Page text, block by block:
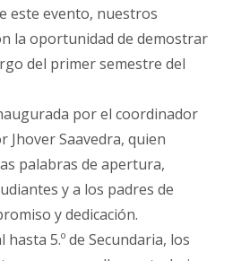
este evento, nuestros
la oportunidad de demostrar
del primer semestre del
por el coordinador
Jhover Saavedra, quien
palabras de apertura,
y a los padres de
y dedicación.
hasta 5.º de Secundaria, los